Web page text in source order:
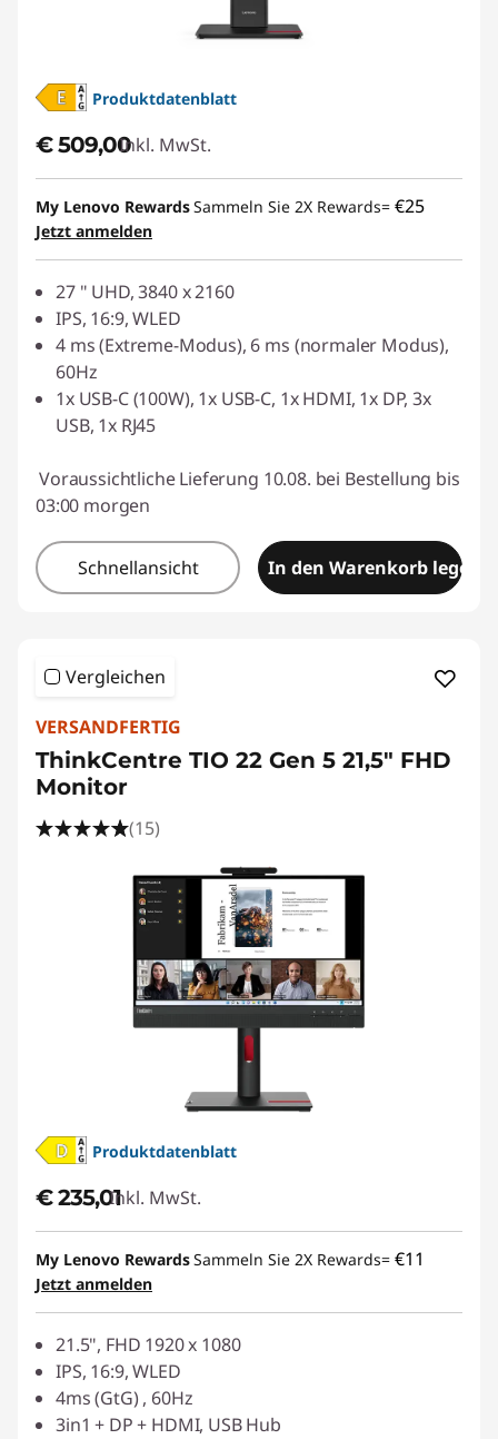
Produktdatenblatt
€ 509,00Inkl. MwSt.
My Lenovo RewardsSammeln Sie 2X Rewards= €25
Jetzt anmelden
27 " UHD, 3840 x 2160
IPS, 16:9, WLED
4 ms (Extreme-Modus), 6 ms (normaler Modus),
60Hz
1x USB-C (100W), 1x USB-C, 1x HDMI, 1x DP, 3x
USB, 1x RJ45
Voraussichtliche Lieferung 10.08. bei Bestellung bis
03:00 morgen
Schnellansicht In den Warenkorb legen
Vergleichen
VERSANDFERTIG
ThinkCentre TIO 22 Gen 5 21,5" FHD
Monitor
(15)
Produktdatenblatt
€ 235,01Inkl. MwSt.
My Lenovo RewardsSammeln Sie 2X Rewards= €11
Jetzt anmelden
21.5", FHD 1920 x 1080
IPS, 16:9, WLED
4ms (GtG) , 60Hz
3in1 + DP + HDMI, USB Hub